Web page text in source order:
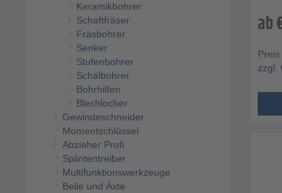
Keramikbohrer
Schaftfräser
Fräsbohrer
Senker
Stufenbohrer
Schälbohrer
Bohrhilfen
Blechlocher
Gewindeschneider
Momentschlüssel
Abzieher Profi
Splintentreiber
Multifunktionswerkzeuge
Beile und Äxte
ab
zzgl.